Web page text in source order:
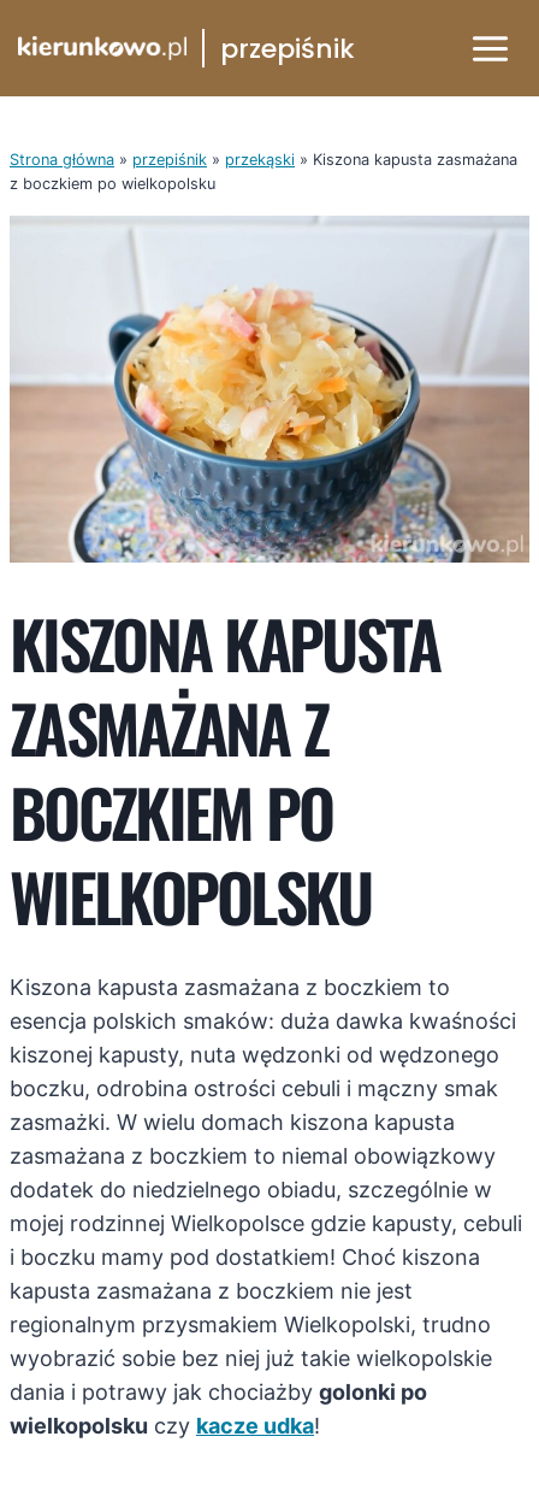
do
przepiśnik
Strona główna » przepiśnik » przekąski » Kiszona kapusta zasmażana
z boczkiem po wielkopolsku
KISZONA KAPUSTA
ZASMAŻANA Z
BOCZKIEM PO
WIELKOPOLSKU
Kiszona kapusta zasmażana z boczkiem to
esencja polskich smaków: duża dawka kwaśności
kiszonej kapusty, nuta wędzonki od wędzonego
boczku, odrobina ostrości cebuli i mączny smak
zasmażki. W wielu domach kiszona kapusta
zasmażana z boczkiem to niemal obowiązkowy
dodatek do niedzielnego obiadu, szczególnie w
mojej rodzinnej Wielkopolsce gdzie kapusty, cebuli
i boczku mamy pod dostatkiem! Choć kiszona
kapusta zasmażana z boczkiem nie jest
regionalnym przysmakiem Wielkopolski, trudno
wyobrazić sobie bez niej już takie wielkopolskie
dania i potrawy jak chociażby golonki po
wielkopolsku czy kacze udka!